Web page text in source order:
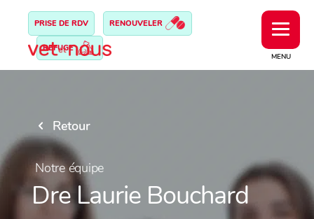
MENU
PRISE DE RDV RENOUVELER
REFUGE
Retour
Notre équipe
Dre Laurie Bouchard